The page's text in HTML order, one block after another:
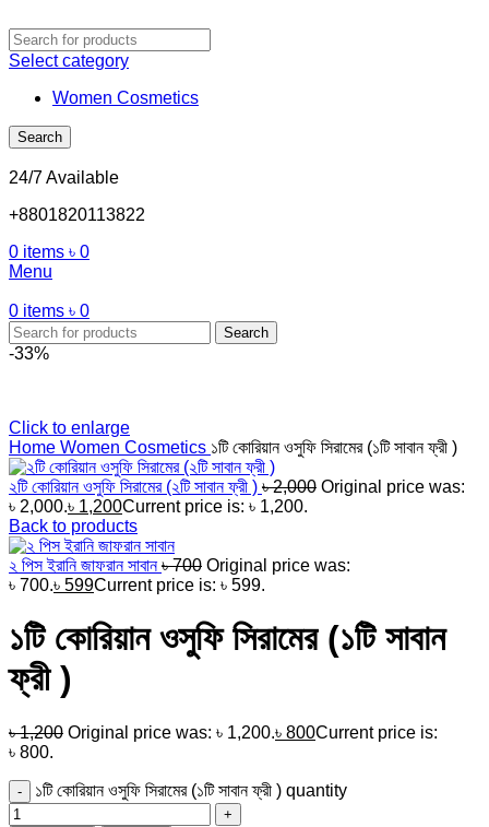
Select category
Women Cosmetics
Search
24/7 Available
+8801820113822
0 items ৳ 0
Menu
0 items ৳ 0
Search
-33%
Click to enlarge
Home Women Cosmetics ১টি কোরিয়ান ওসুফি সিরামের (১টি সাবান ফ্রী )
২টি কোরিয়ান ওসুফি সিরামের (২টি সাবান ফ্রী ) ৳2,000 Original price was:
৳ 2,000.৳ 1,200Current price is: ৳ 1,200.
Back to products
২ পিস ইরানি জাফরান সাবান৳700 Original price was:
৳ 700.৳ 599Current price is: ৳ 599.
১টি কোরিয়ান ওসুফি সিরামের (১টি সাবান
ফ্রী )
৳1,200 Original price was: ৳ 1,200.৳ 800Current price is:
৳ 800.
১টি কোরিয়ান ওসুফি সিরামের (১টি সাবান ফ্রী ) quantity